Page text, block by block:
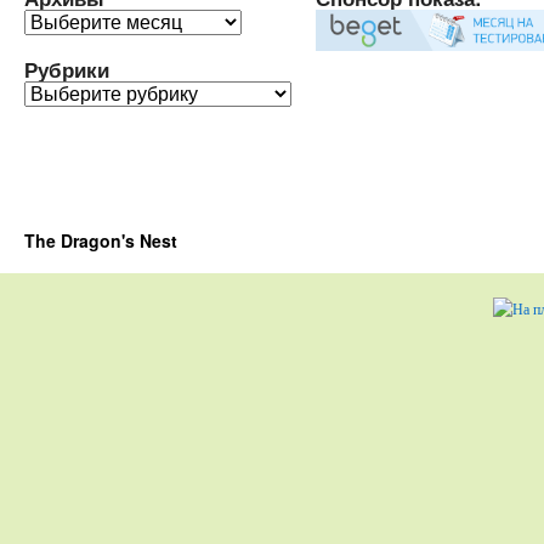
Архивы
Рубрики
Рубрики
The Dragon's Nest